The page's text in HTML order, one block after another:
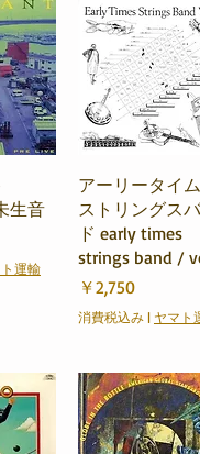
ー
生音
運輸
クイックビュ
アーリータイ
ストリングス
ド early times
strings band /
価格
￥2,750
消費税込み| ヤマト